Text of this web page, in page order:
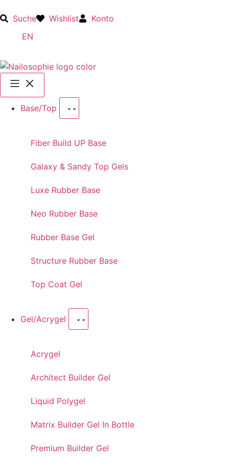
Suche Wishlist
Konto
EN
Base/Top
Fiber Build UP Base
Galaxy & Sandy Top Gels
Luxe Rubber Base
Neo Rubber Base
Rubber Base Gel
Structure Rubber Base
Top Coat Gel
Gel/Acrygel
Acrygel
Architect Builder Gel
Liquid Polygel
Matrix Builder Gel In Bottle
Premium Builder Gel